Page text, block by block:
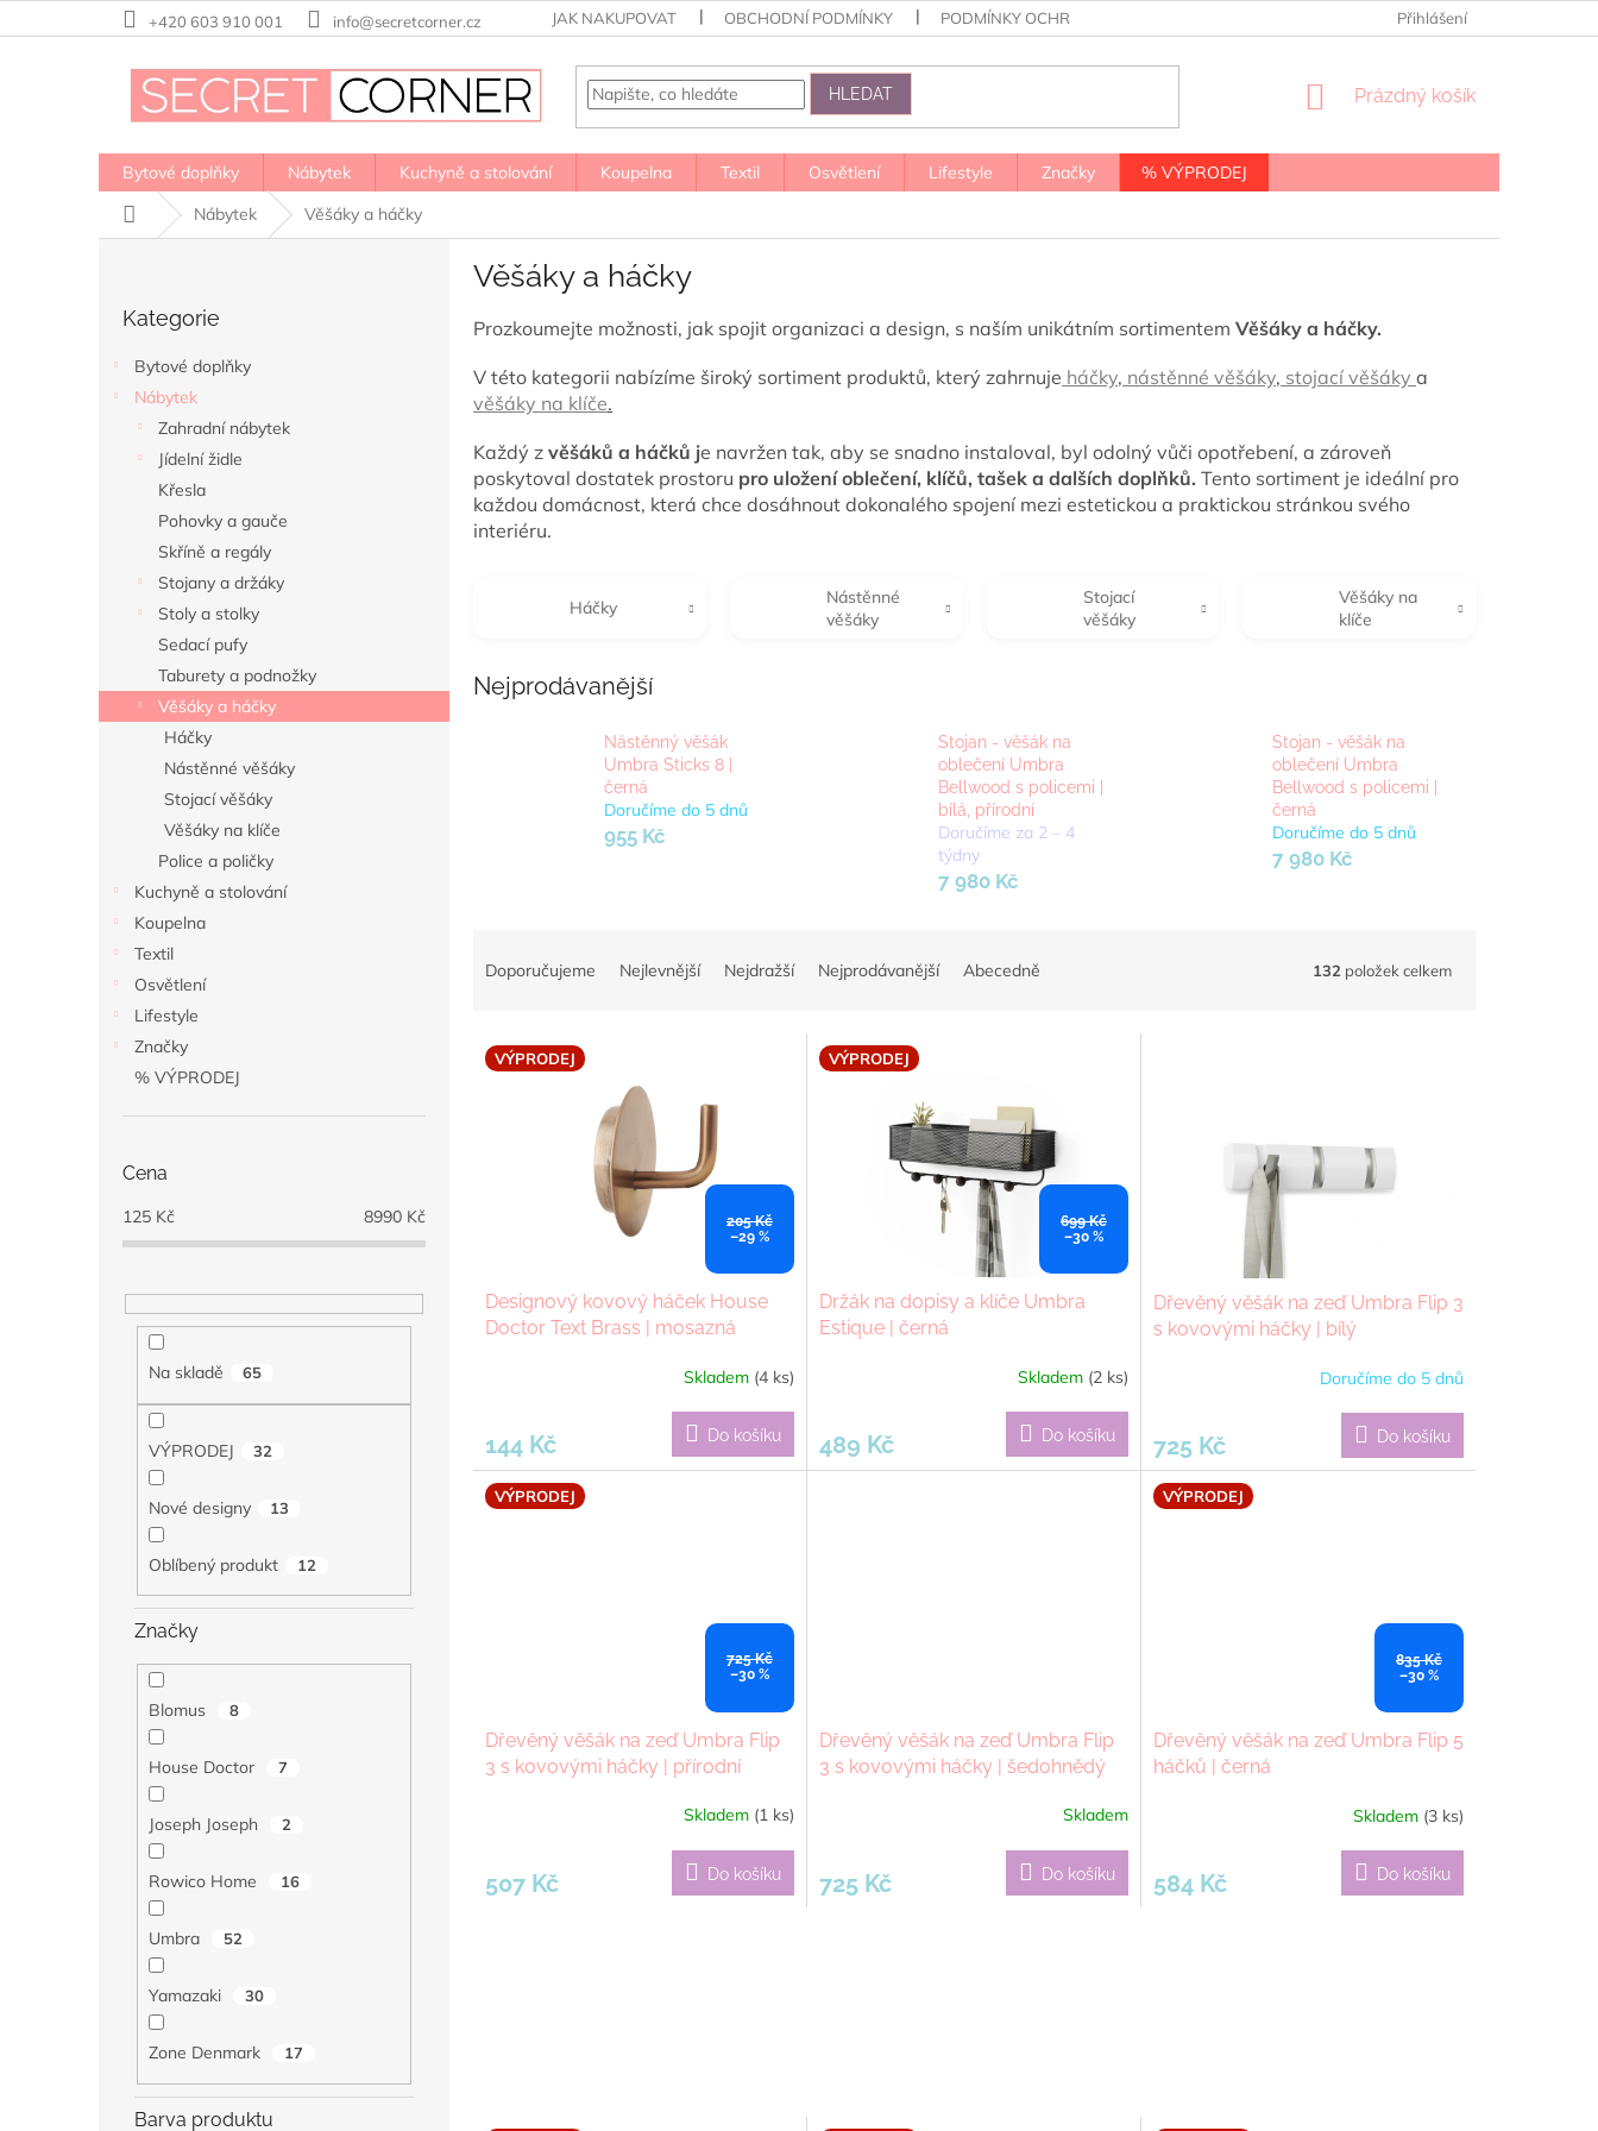
na
+420 603 910 001 info@secretcorner.cz JAK NAKUPOVAT OBCHODNÍ PODMÍNKY PODMÍNKY OCHRANY OSOBNÍCH ÚDAJŮ Přihlášení
HLEDAT
NÁKUPNÍ
Prázdný košík
Bytové doplňky Nábytek Kuchyně a stolování Koupelna Textil Osvětlení Lifestyle Značky
% VÝPRODEJ
Domů
Nábytek Věšáky a háčky
kategorie
Kategorie
Bytové doplňky
Nábytek
Zahradní nábytek
Jídelní židle
Křesla
Pohovky a gauče
Skříně a regály
Stojany a držáky
Stoly a stolky
Sedací pufy
Taburety a podnožky
Věšáky a háčky
Háčky
Nástěnné věšáky
Stojací věšáky
Věšáky na klíče
Police a poličky
Kuchyně a stolování
Koupelna
Textil
Osvětlení
Lifestyle
Značky
% VÝPRODEJ
Cena
125 Kč 8990 Kč
Na skladě 65
VÝPRODEJ 32
Nové designy 13
Oblíbený produkt 12
Značky
Blomus 8
House Doctor 7
Joseph Joseph 2
Rowico Home 16
Umbra 52
Yamazaki 30
Zone Denmark 17
Barva produktu
Věšáky a háčky
Prozkoumejte možnosti, jak spojit organizaci a design, s naším unikátním sortimentem Věšáky a háčky.
V této kategorii nabízíme široký sortiment produktů, který zahrnuje háčky, nástěnné věšáky, stojací věšáky a
věšáky na klíče.
Každý z věšáků a háčků je navržen tak, aby se snadno instaloval, byl odolný vůči opotřebení, a zároveň
poskytoval dostatek prostoru pro uložení oblečení, klíčů, tašek a dalších doplňků. Tento sortiment je ideální pro
každou domácnost, která chce dosáhnout dokonalého spojení mezi estetickou a praktickou stránkou svého
interiéru.
Háčky
Nástěnné
věšáky
Stojací
věšáky
Věšáky na
klíče
Nejprodávanější
Nástěnný věšák
Umbra Sticks 8 |
černá
Doručíme do 5 dnů
955 Kč
Stojan - věšák na
oblečení Umbra
Bellwood s policemi |
bílá, přírodní
Doručíme za 2 – 4
týdny
7 980 Kč
Stojan - věšák na
oblečení Umbra
Bellwood s policemi |
černá
Doručíme do 5 dnů
7 980 Kč
n
Doporučujeme Nejlevnější Nejdražší Nejprodávanější Abecedně 132 položek celkem
V VÝPRODEJ
205 Kč
–29 %
Designový kovový háček House
Doctor Text Brass | mosazná
Skladem (4 ks)
144 Kč Do košíku
VÝPRODEJ
699 Kč
–30 %
Držák na dopisy a klíče Umbra
Estique | černá
Skladem (2 ks)
489 Kč Do košíku
Dřevěný věšák na zeď Umbra Flip 3
s kovovými háčky | bílý
Doručíme do 5 dnů
725 Kč Do košíku
VÝPRODEJ
725 Kč
–30 %
Dřevěný věšák na zeď Umbra Flip
3 s kovovými háčky | přírodní
Skladem (1 ks)
507 Kč Do košíku
Dřevěný věšák na zeď Umbra Flip
3 s kovovými háčky | šedohnědý
Skladem
725 Kč Do košíku
VÝPRODEJ
835 Kč
–30 %
Dřevěný věšák na zeď Umbra Flip 5
háčků | černá
Skladem (3 ks)
584 Kč Do košíku